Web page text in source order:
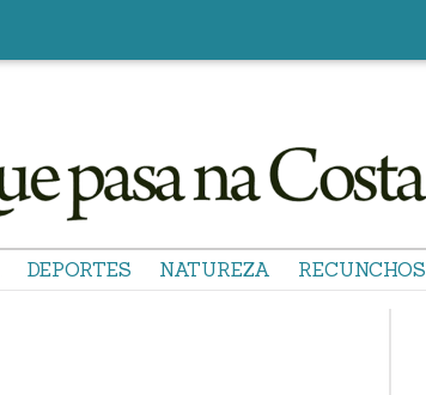
DEPORTES NATUREZA RECUNCHOS